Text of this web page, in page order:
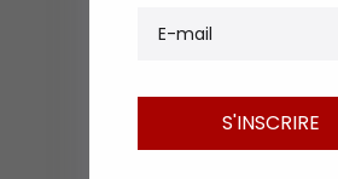
S'INSCRIRE